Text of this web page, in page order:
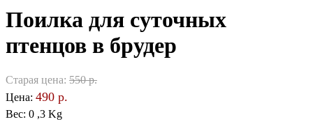
Поилка для суточных
птенцов в брудер
Старая цена: 550 р.
Цена: 490 р.
Вес: 0 ,3 Kg